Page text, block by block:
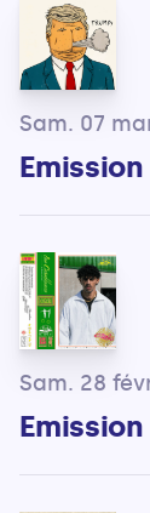
Sam. 07
Sam. 28